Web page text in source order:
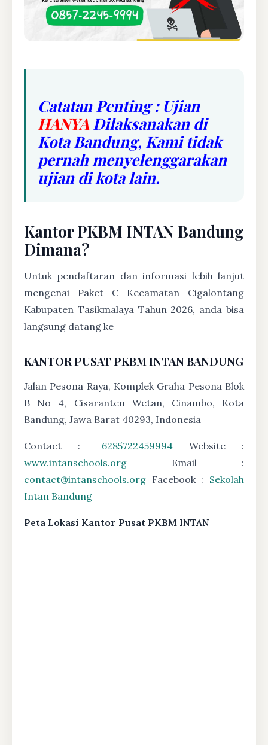
Catatan Penting : Ujian
HANYA Dilaksanakan di
Kota Bandung, Kami tidak
pernah menyelenggarakan
ujian di kota lain.
Kantor PKBM INTAN Bandung
Dimana?
Untuk pendaftaran dan informasi lebih lanjut
mengenai Paket C Kecamatan Cigalontang
Kabupaten Tasikmalaya Tahun 2026, anda bisa
langsung datang ke
KANTOR PUSAT PKBM INTAN BANDUNG
Jalan Pesona Raya, Komplek Graha Pesona Blok
B No 4, Cisaranten Wetan, Cinambo, Kota
Bandung, Jawa Barat 40293, Indonesia
Contact : +6285722459994 Website :
www.intanschools.org Email :
contact@intanschools.org Facebook : Sekolah
Intan Bandung
Peta Lokasi Kantor Pusat PKBM INTAN